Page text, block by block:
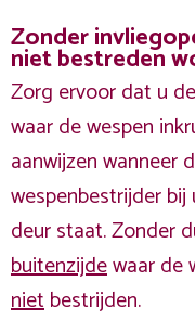
Zonder
niet bestreden
Zorg ervoor dat u
waar de wespen
aanwijzen wanneer
wespenbestrijder
deur staat. Zonder
buitenzijdewaar de
nietbestrijden.